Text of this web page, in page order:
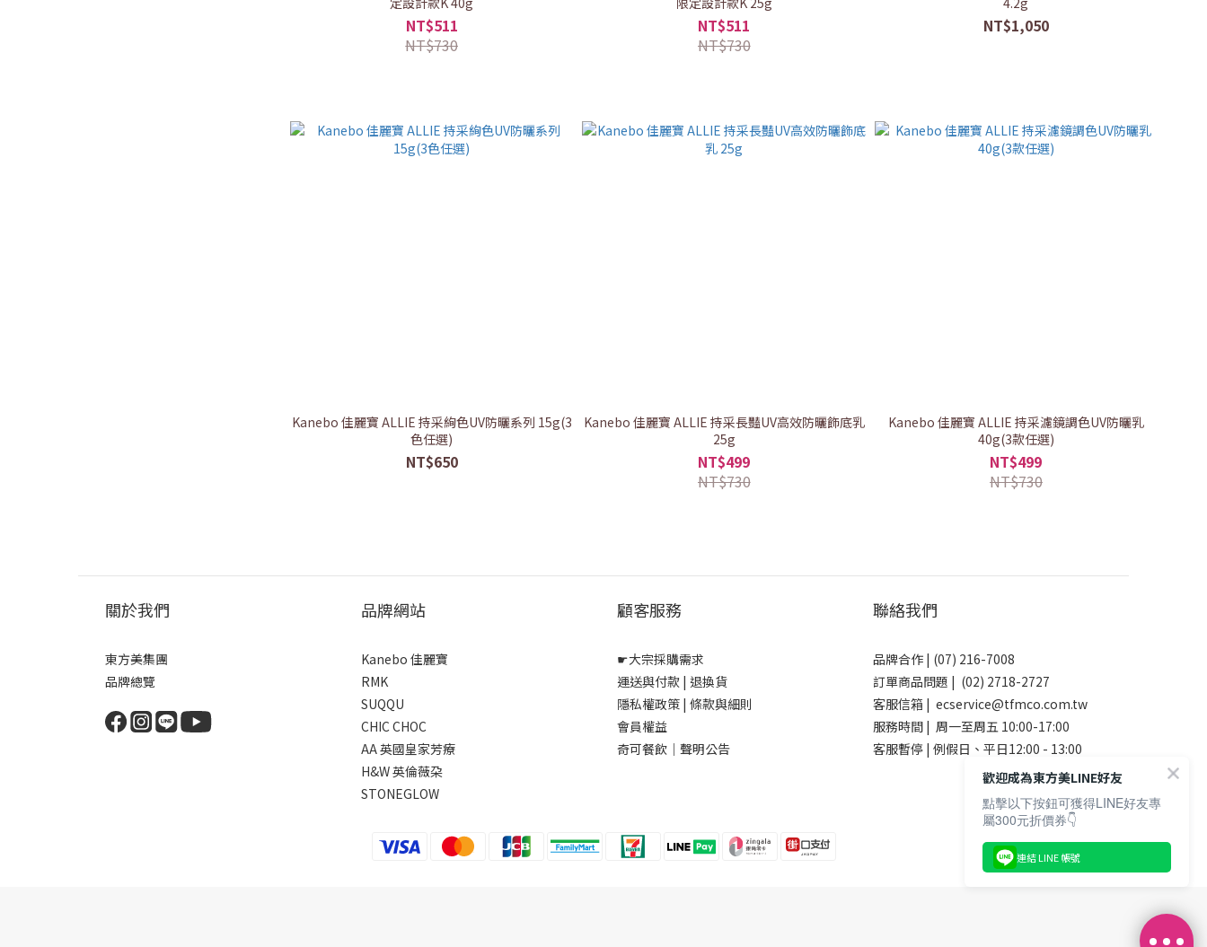
NT$511
NT$730
NT$511
NT$730
NT$1,050
Kanebo 佳麗寶 ALLIE 持采絢色UV防曬系列 15g(3
色任選)
NT$650
Kanebo 佳麗寶 ALLIE 持采長豔UV高效防曬飾底乳
25g
NT$499
NT$730
Kanebo 佳麗寶 ALLIE 持采濾鏡調色UV防曬乳
40g(3款任選)
NT$499
NT$730
關於我們
東方美集團
品牌總覽
品牌網站
Kanebo 佳麗寶
RMK
SUQQU
CHIC CHOC
AA 英國皇家芳療
H&W 英倫薇朶
STONEGLOW
顧客服務
☛大宗採購需求
運送與付款 | 退換貨
隱私權政策 | 條款與細則
會員權益
奇可餐飲｜聲明公告
聯絡我們
品牌合作 | (07) 216-7008
訂單商品問題 | (02) 2718-2727
客服信箱 | ecservice@tfmco.com.tw
服務時間 | 周一至周五 10:00-17:00
客服暫停 | 例假日、平日12:00 - 13:00
歡迎成為東方美LINE好友
點擊以下按鈕可獲得LINE好友專
屬300元折價券👇
連結 LINE 帳號